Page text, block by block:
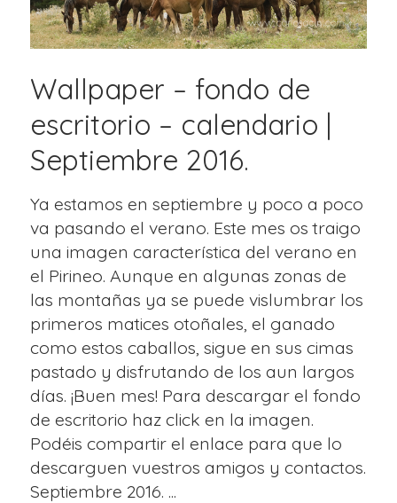
Wallpaper – fondo de
escritorio – calendario |
Septiembre 2016.
Ya estamos en septiembre y poco a poco
va pasando el verano. Este mes os traigo
una imagen característica del verano en
el Pirineo. Aunque en algunas zonas de
las montañas ya se puede vislumbrar los
primeros matices otoñales, el ganado
como estos caballos, sigue en sus cimas
pastado y disfrutando de los aun largos
días. ¡Buen mes! Para descargar el fondo
de escritorio haz click en la imagen.
Podéis compartir el enlace para que lo
descarguen vuestros amigos y contactos.
Septiembre 2016. ...